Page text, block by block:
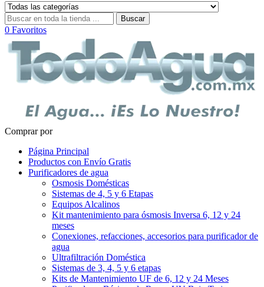
Buscar
0 Favoritos
Comprar por
Página Principal
Productos con Envío Gratis
Purificadores de agua
Osmosis Domésticas
Sistemas de 4, 5 y 6 Etapas
Equipos Alcalinos
Kit mantenimiento para ósmosis Inversa 6, 12 y 24
meses
Conexiones, refacciones, accesorios para purificador de
agua
Ultrafiltración Doméstica
Sistemas de 3, 4, 5 y 6 etapas
Kits de Mantenimiento UF de 6, 12 y 24 Meses